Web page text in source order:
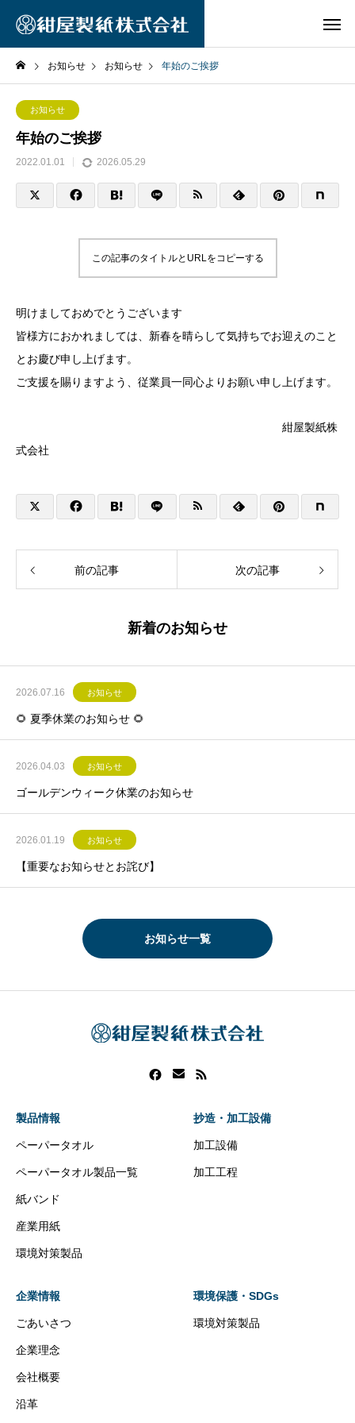
お知らせ お知らせ 年始のご挨拶
お知らせ
年始のご挨拶
2022.01.01 2026.05.29
この記事のタイトルとURLをコピーする
明けましておめでとうございます
皆様方におかれましては、新春を晴らして気持ちでお迎えのこと
とお慶び申し上げます。
ご支援を賜りますよう、従業員一同心よりお願い申し上げます。
紺屋製紙株
式会社
前の記事 次の記事
新着のお知らせ
2026.07.16 お知らせ
🌻 夏季休業のお知らせ 🌻
2026.04.03 お知らせ
ゴールデンウィーク休業のお知らせ
2026.01.19 お知らせ
【重要なお知らせとお詫び】
お知らせ一覧
製品情報
ペーパータオル
ペーパータオル製品一覧
紙バンド
産業用紙
環境対策製品
抄造・加工設備
加工設備
加工工程
企業情報
ごあいさつ
企業理念
会社概要
沿革
環境保護・SDGs
環境対策製品